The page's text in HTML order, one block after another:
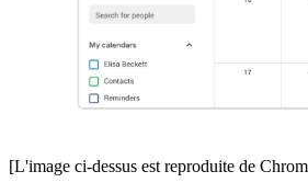
[L'image ci-dessus est reproduite de